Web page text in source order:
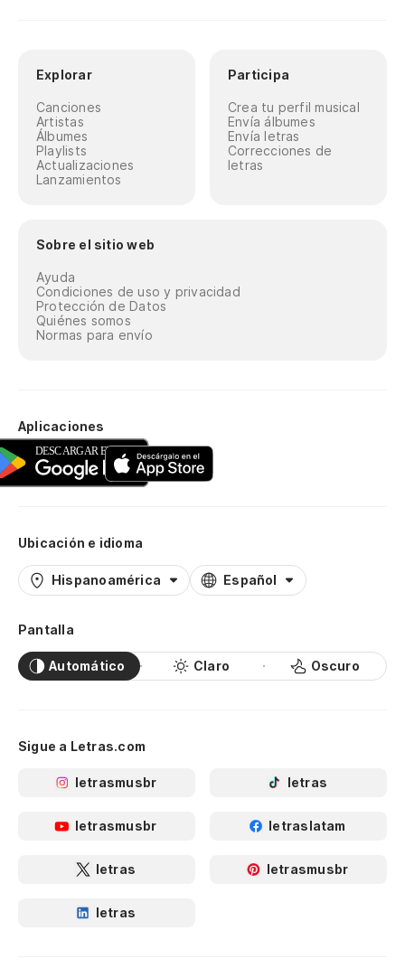
Explorar
Canciones
Artistas
Álbumes
Playlists
Actualizaciones
Lanzamientos
Participa
Crea tu perfil musical
Envía álbumes
Envía letras
Correcciones de
letras
Sobre el sitio web
Ayuda
Condiciones de uso y privacidad
Protección de Datos
Quiénes somos
Normas para envío
Aplicaciones
Ubicación e idioma
Hispanoamérica Español
Pantalla
Automático Claro Oscuro
Sigue a Letras.com
letrasmusbr letras
letrasmusbr letraslatam
letras letrasmusbr
letras